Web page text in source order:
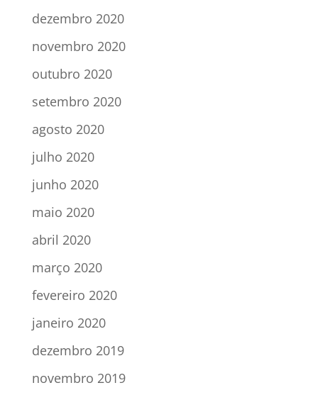
dezembro 2020
novembro 2020
outubro 2020
setembro 2020
agosto 2020
julho 2020
junho 2020
maio 2020
abril 2020
março 2020
fevereiro 2020
janeiro 2020
dezembro 2019
novembro 2019